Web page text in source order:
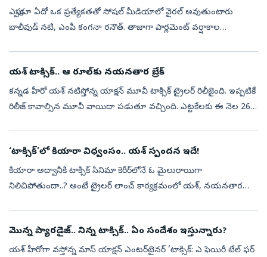
ఎప్పుడూ ఏదో ఒక ప్రత్యేకతతో సోషల్‌ మీడియాలో వైరల్‌ అవుతుంటారు
బాలీవుడ్‌ నటి, ఎంపీ కంగనా రనౌత్‌. తాజాగా పార్లమెంట్‌ వర్షాకాల
యశ్ టాక్సిక్.. ఆ రూల్‌కు నయనతార బ్రేక్
కన్నడ హీరో యశ్ నటిస్తోన్న యాక్షన్‌ మూవీ టాక్సిక్ ట్రైలర్ రిలీజైంది. ఇప్పటికే
రిలీజ్ కావాల్సిన మూవీ వాయిదా పడుతూ వచ్చింది. ఎట్టకేలకు ఈ నెల 26న
‘టాక్సిక్‌’లో కియారా విధ్వంసం.. యశ్‌ స్పందన ఇదే!
కియారా అద్వానీకి టాక్సిక్‌ సినిమా కెరీర్‌లోనే ఓ మైలురాయిగా
నిలిచిపోతుందా..? అంటే ట్రైలర్‌ లాంచ్‌ కార్యక్రమంలో యశ్‌, నయనతార
మొన్న ప్యారడైజ్.. నిన్న టాక్సిక్.. ఏం సందేశం ఇస్తున్నారు?
యశ్ హీరోగా వస్తోన్న మాస్ యాక్షన్‌ ఎంటర్‌టైనర్‌ ‘టాక్సిక్‌: ఎ ఫెయిరీ టేల్‌ ఫర్‌